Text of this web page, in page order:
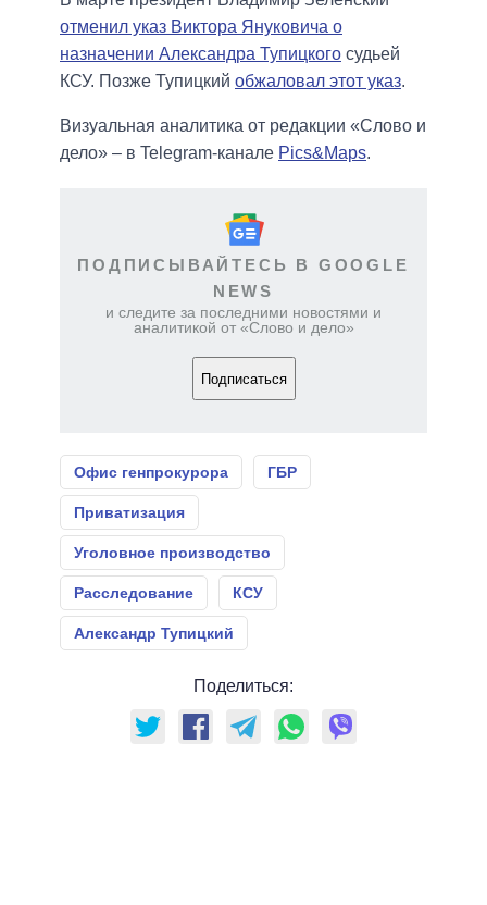
отменил указ Виктора Януковича о
назначении Александра Тупицкого судьей
КСУ. Позже Тупицкий обжаловал этот указ.
Визуальная аналитика от редакции «Слово и
дело» – в Telegram-канале Pics&Maps.
ПОДПИСЫВАЙТЕСЬ В GOOGLE
NEWS
и следите за последними новостями и
аналитикой от «Слово и дело»
Подписаться
Офис генпрокурора ГБР
Приватизация
Уголовное производство
Расследование КСУ
Александр Тупицкий
Поделиться: